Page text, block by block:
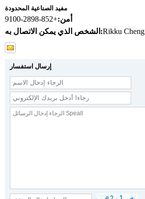
مفيد الصناعية المحدودة
أمن:+852-2898-9100
الشخص الذي يمكن الاتصال به:Rikku Cheng
إرسال استفسار